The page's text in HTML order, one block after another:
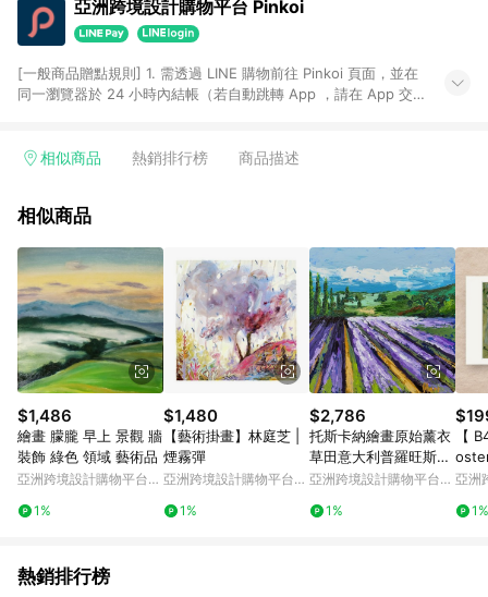
亞洲跨境設計購物平台 Pinkoi
[一般商品贈點規則] 1. 需透過 LINE 購物前往 Pinkoi 頁面，並在
同一瀏覽器於 24 小時內結帳（若自動跳轉 App ，請在 App 交
回饋訂單不得享有 Pinkoi 站方優惠，例如首購優惠，P coins，
行為，不具贈點資格，部分退款不在此限。 6. APP 請更新至
貨後 45 天後發送。 8. 群眾募資商品，禮物卡，開館保證金，補
運費，攤位費等不具贈點資格。 9. LINE 購物站上之商品規格、
顏色、價位、贈品如與 Pinkoi 商品資訊頁及購物車不符，以
Pinkoi 購物商品資訊頁及購物車標示為準。 10. 點數紅包使用規
則請以點數紅包活動說明為準。 11. 若於 LINE 購物前往 Pinkoi
頁面後才首次下載 Pinkoi APP 並完成訂單，不符合導購資格；承
上，首次下載 Pinkoi APP 後，需透過 LINE 購物前往 Pinkoi 頁
面，方享導購資格。
相似商品 熱銷排行榜 商品描述
相似商品
$1,486
繪畫 朦朧 早上 景觀 牆
裝飾 綠色 領域 藝術品
亞洲跨境設計購物平台
1%
$1,480
【藝術掛畫】林庭芝 |
煙霧彈
亞洲跨境設計購物平台
1%
$2,786
托斯卡納繪畫原始薰衣
草田意大利普羅旺斯鄉
村風景
亞洲跨境設計購物平台
1%
【
涅森
亞洲
1%
熱銷排行榜